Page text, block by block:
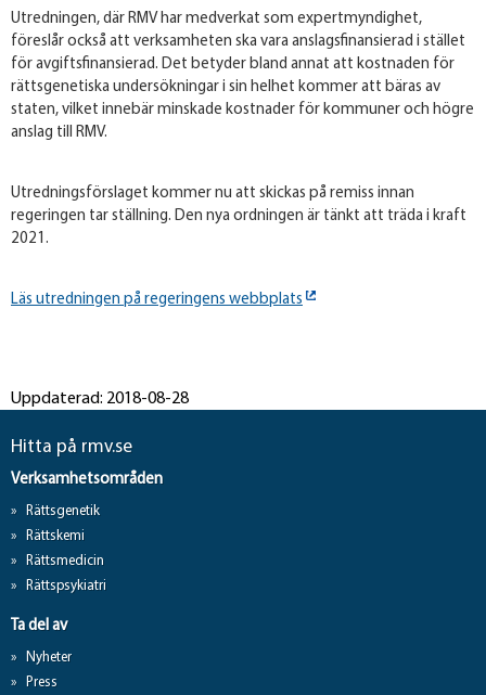
Utredningen, där RMV har medverkat som expertmyndighet,
föreslår också att verksamheten ska vara anslagsfinansierad i stället
för avgiftsfinansierad. Det betyder bland annat att kostnaden för
rättsgenetiska undersökningar i sin helhet kommer att bäras av
staten, vilket innebär minskade kostnader för kommuner och högre
anslag till RMV.
Utredningsförslaget kommer nu att skickas på remiss innan
regeringen tar ställning. Den nya ordningen är tänkt att träda i kraft
2021.
Läs utredningen på regeringens webbplats
Uppdaterad: 2018-08-28
Hitta på rmv.se
Verksamhetsområden
Rättsgenetik
Rättskemi
Rättsmedicin
Rättspsykiatri
Ta del av
Nyheter
Press